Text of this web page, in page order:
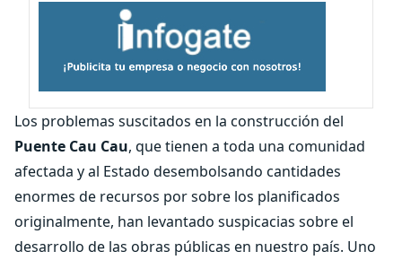
Los problemas suscitados en la construcción del
Puente Cau Cau, que tienen a toda una comunidad
afectada y al Estado desembolsando cantidades
enormes de recursos por sobre los planificados
originalmente, han levantado suspicacias sobre el
desarrollo de las obras públicas en nuestro país. Uno